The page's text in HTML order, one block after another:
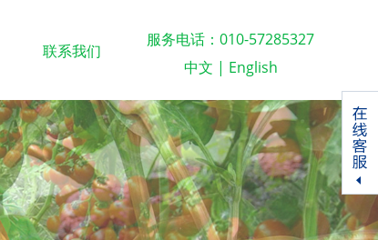
联系我们
服务电话：010-57285327
中文 | English